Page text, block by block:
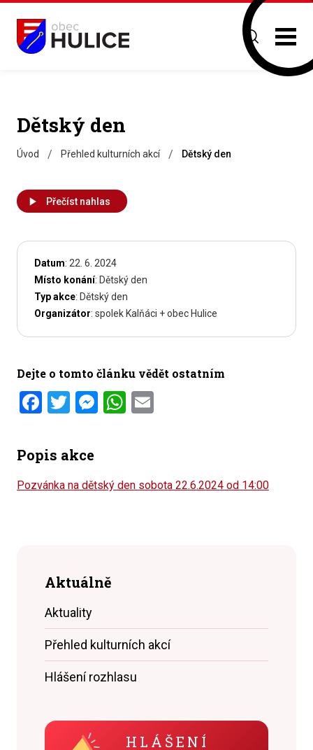
Dětský den
Úvod / Přehled kulturních akcí / Dětský den
Přečíst nahlas
Datum: 22. 6. 2024
Místo konání: Dětský den
Typ akce: Dětský den
Organizátor: spolek Kalňáci + obec Hulice
Dejte o tomto článku vědět ostatním
Facebook
Twitter
Messenger
WhatsApp
Popis akce
Pozvánka na dětský den sobota 22.6.2024 od 14:00
Aktuálně
Aktuality
Přehled kulturních akcí
Hlášení rozhlasu
HLÁŠENÍ